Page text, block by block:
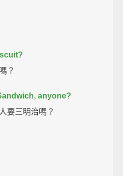
？
anyone?
要三明治嗎？